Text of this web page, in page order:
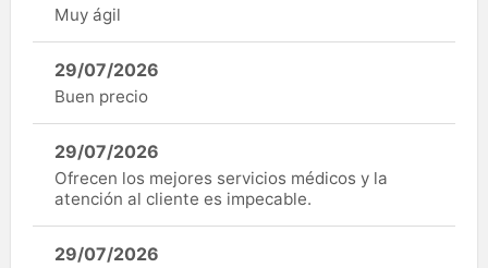
Muy ágil
29/07/2026
Buen precio
29/07/2026
Ofrecen los mejores servicios médicos y la
atención al cliente es impecable.
29/07/2026